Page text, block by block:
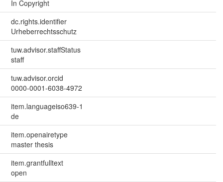
In Copyright
dc.rights.identifier
Urheberrechtsschutz
tuw.advisor.staffStatus
staff
tuw.advisor.orcid
0000-0001-6038-4972
item.languageiso639-1
de
item.openairetype
master thesis
item.grantfulltext
open